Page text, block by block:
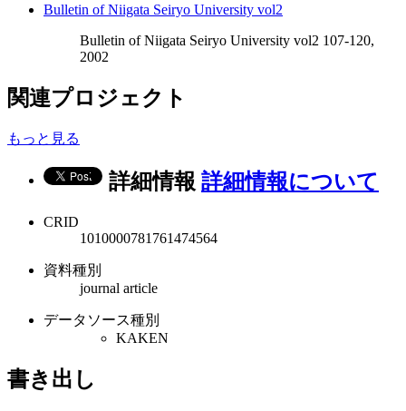
Bulletin of Niigata Seiryo University vol2
Bulletin of Niigata Seiryo University vol2 107-120,
2002
関連プロジェクト
もっと見る
詳細情報 詳細情報について
CRID
1010000781761474564
資料種別
journal article
データソース種別
KAKEN
書き出し